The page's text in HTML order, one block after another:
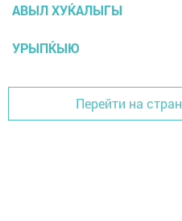
АВЫЛ ХУЌАЛЫГЫ
УРЫПЌЫЮ
Перейти на